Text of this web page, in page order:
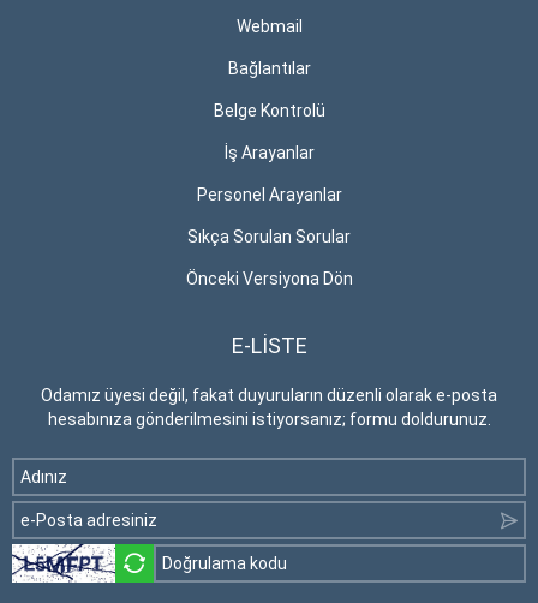
Webmail
Bağlantılar
Belge Kontrolü
İş Arayanlar
Personel Arayanlar
Sıkça Sorulan Sorular
Önceki Versiyona Dön
E-LİSTE
Odamız üyesi değil, fakat duyuruların düzenli olarak e-posta
hesabınıza gönderilmesini istiyorsanız; formu doldurunuz.